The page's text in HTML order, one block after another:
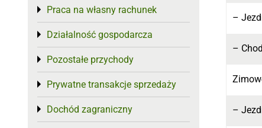
–
–
–
Praca na własny rachunek
Toggle menu
Działalność gospodarcza
Toggle menu
Pozostałe przychody
Toggle menu
Prywatne transakcje sprzedaży
Toggle menu
Dochód zagraniczny
Toggle menu